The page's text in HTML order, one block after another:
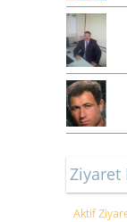
Ziyaret
Aktif